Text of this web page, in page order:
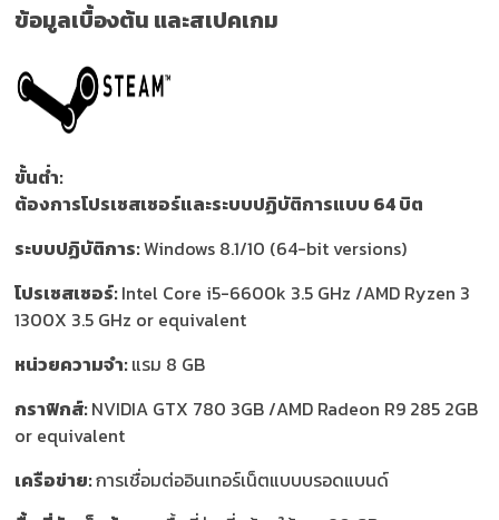
ข้อมูลเบื้องต้น และสเปคเกม
ขั้นต่ำ:
ต้องการโปรเซสเซอร์และระบบปฏิบัติการแบบ 64 บิต
ระบบปฏิบัติการ:Windows 8.1/10 (64-bit versions)
โปรเซสเซอร์:Intel Core i5-6600k 3.5 GHz /AMD Ryzen 3
1300X 3.5 GHz or equivalent
หน่วยความจำ:แรม 8 GB
กราฟิกส์:NVIDIA GTX 780 3GB /AMD Radeon R9 285 2GB
or equivalent
เครือข่าย:การเชื่อมต่ออินเทอร์เน็ตแบบบรอดแบนด์